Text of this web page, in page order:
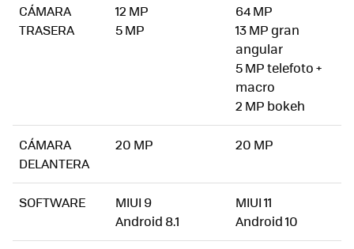
CÁMARA
TRASERA
12 MP
5 MP
64 MP
13 MP gran
angular
5 MP telefoto +
macro
2 MP bokeh
CÁMARA
DELANTERA
20 MP 20 MP
SOFTWARE
MIUI 9
Android 8.1
MIUI 11
Android 10